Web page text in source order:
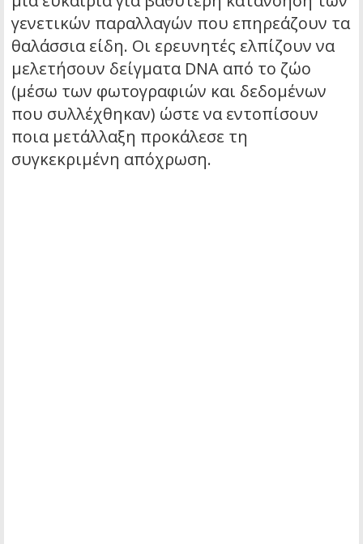
γενετικών παραλλαγών που επηρεάζουν τα
θαλάσσια είδη. Οι ερευνητές ελπίζουν να
μελετήσουν δείγματα DNA από το ζώο
(μέσω των φωτογραφιών και δεδομένων
που συλλέχθηκαν) ώστε να εντοπίσουν
ποια μετάλλαξη προκάλεσε τη
συγκεκριμένη απόχρωση.